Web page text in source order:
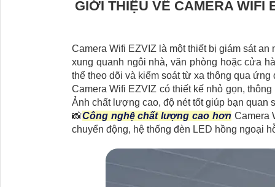
GIỚI THIỆU VỀ CAMERA WIFI
Camera Wifi EZVIZ là một thiết bị giám sát
xung quanh ngôi nhà, văn phòng hoặc cửa
thể theo dõi và kiểm soát từ xa thông qua
Camera Wifi EZVIZ có thiết kế nhỏ gọn,
Ảnh chất lượng cao, độ nét tốt giúp bạn quan
📸Công nghệ chất lượng cao hơn Camera
chuyển động, hệ thống đèn LED hồng ngoại